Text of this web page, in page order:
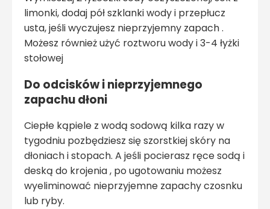
limonki, dodaj pół szklanki wody i przepłucz
usta, jeśli wyczujesz nieprzyjemny zapach .
Możesz również użyć roztworu wody i 3-4 łyżki
stołowej
Do odcisków i nieprzyjemnego
zapachu dłoni
Ciepłe kąpiele z wodą sodową kilka razy w
tygodniu pozbędziesz się szorstkiej skóry na
dłoniach i stopach. A jeśli pocierasz ręce sodą i
deską do krojenia , po ugotowaniu możesz
wyeliminować nieprzyjemne zapachy czosnku
lub ryby.